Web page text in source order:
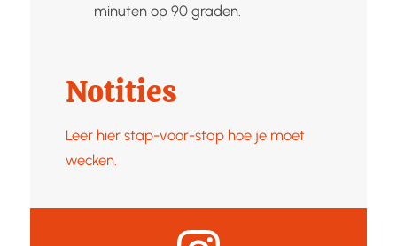
minuten op 90 graden.
Notities
Leer hier stap-voor-stap hoe je moet
wecken.